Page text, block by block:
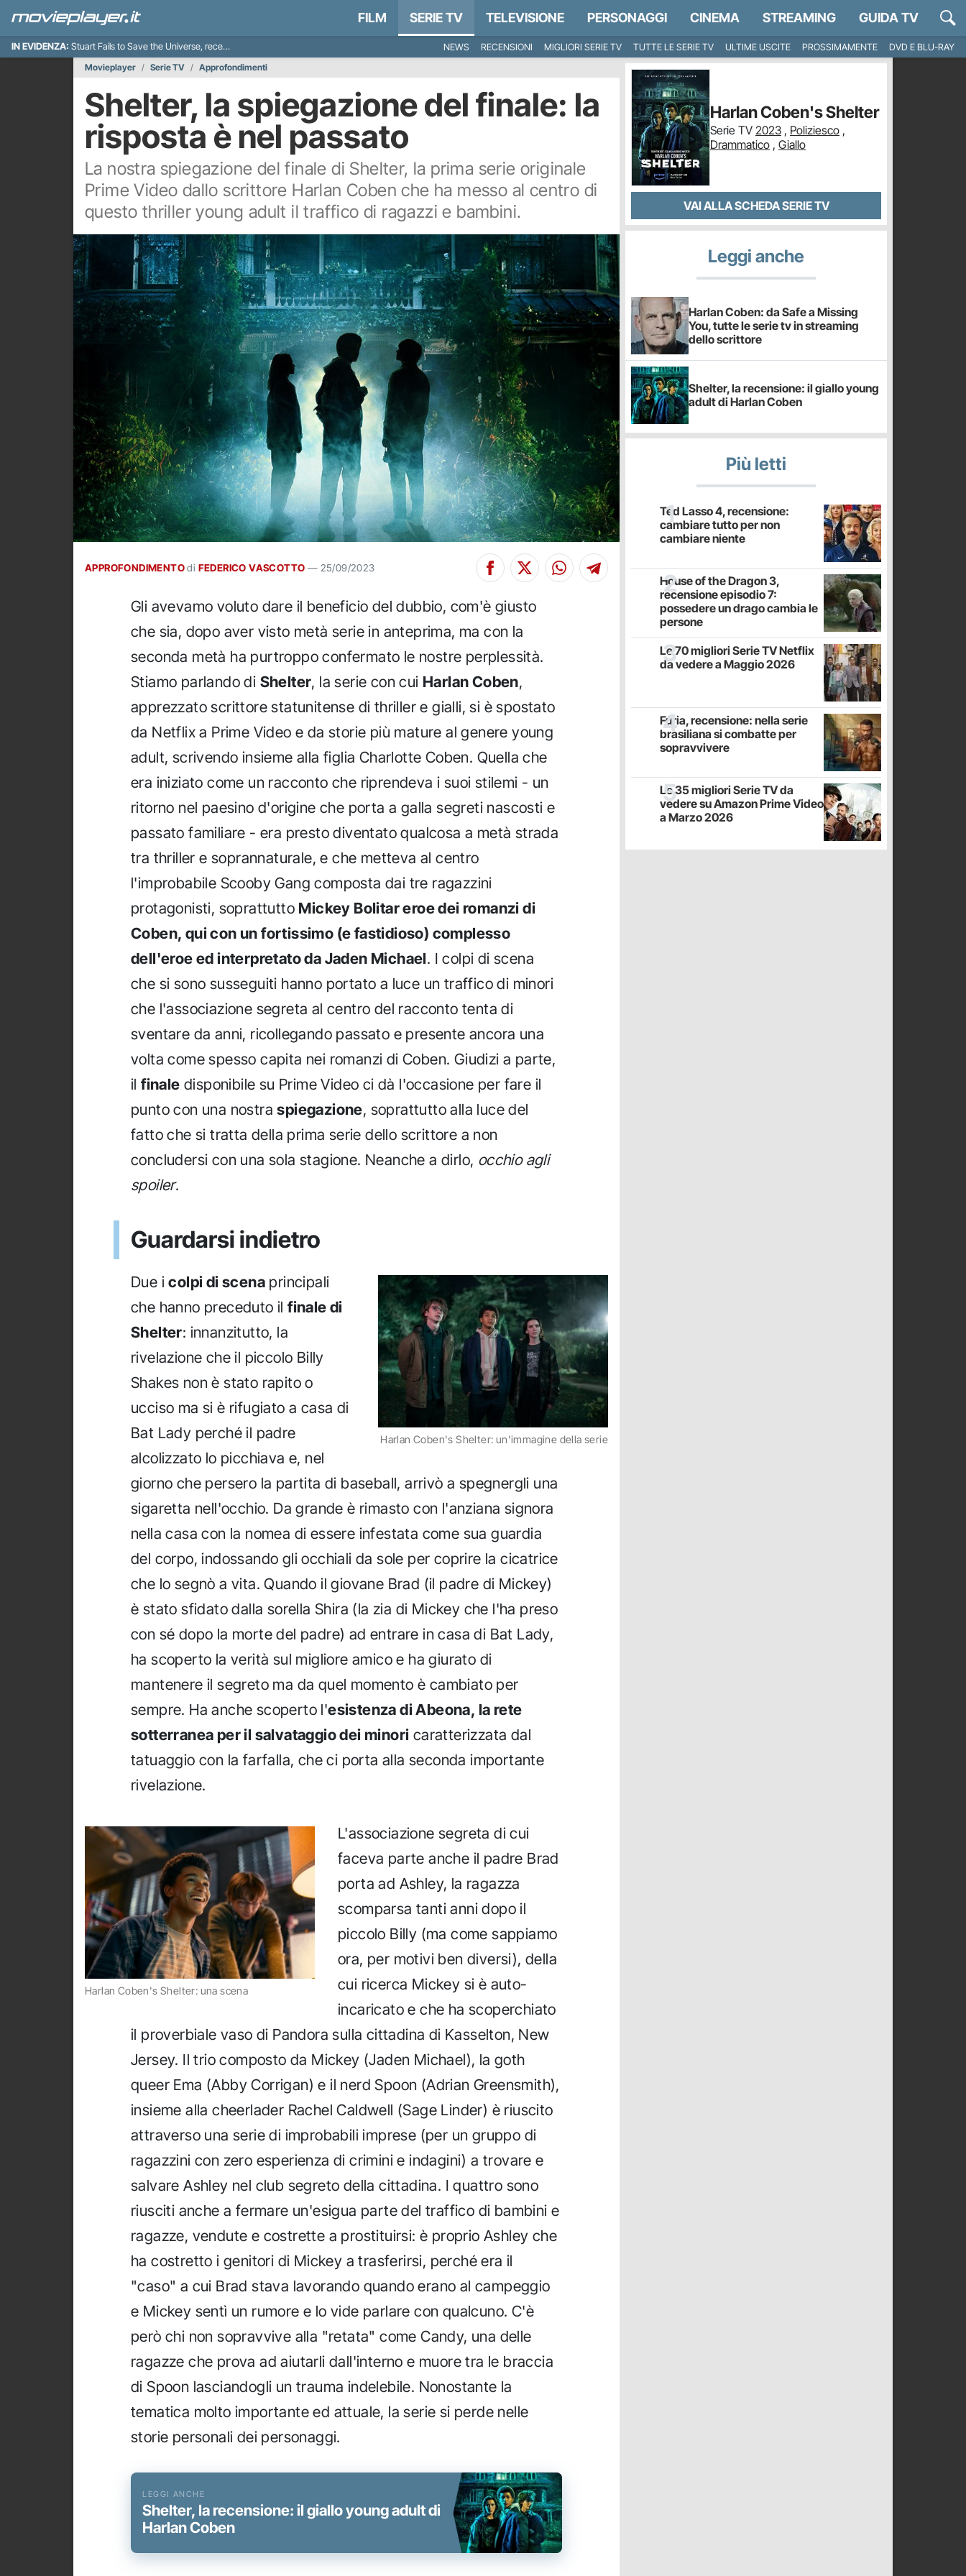
FILM SERIE TV TELEVISIONE PERSONAGGI CINEMA STREAMING GUIDA TV
IN EVIDENZA: Stuart Fails to Save the Universe, recensione NEWS RECENSIONI MIGLIORI SERIE TV TUTTE LE SERIE TV ULTIME USCITE PROSSIMAMENTE
DVD E BLU-RAY
Movieplayer
Serie TV Approfondimenti
Shelter, la spiegazione del finale: la
risposta è nel passato
La nostra spiegazione del finale di Shelter, la prima serie originale
Prime Video dallo scrittore Harlan Coben che ha messo al centro di
questo thriller young adult il traffico di ragazzi e bambini.
APPROFONDIMENTO di FEDERICO VASCOTTO — 25/09/2023
Gli avevamo voluto dare il beneficio del dubbio, com'è giusto
che sia, dopo aver visto metà serie in anteprima, ma con la
seconda metà ha purtroppo confermato le nostre perplessità.
Stiamo parlando di Shelter, la serie con cui Harlan Coben,
apprezzato scrittore statunitense di thriller e gialli, si è spostato
da Netflix a Prime Video e da storie più mature al genere young
adult, scrivendo insieme alla figlia Charlotte Coben. Quella che
era iniziato come un racconto che riprendeva i suoi stilemi - un
ritorno nel paesino d'origine che porta a galla segreti nascosti e
passato familiare - era presto diventato qualcosa a metà strada
tra thriller e soprannaturale, e che metteva al centro
l'improbabile Scooby Gang composta dai tre ragazzini
protagonisti, soprattutto Mickey Bolitar eroe dei romanzi di
Coben, qui con un fortissimo (e fastidioso) complesso
dell'eroe ed interpretato da Jaden Michael. I colpi di scena
che si sono susseguiti hanno portato a luce un traffico di minori
che l'associazione segreta al centro del racconto tenta di
sventare da anni, ricollegando passato e presente ancora una
volta come spesso capita nei romanzi di Coben. Giudizi a parte,
ilfinale disponibile su Prime Video ci dà l'occasione per fare il
punto con una nostraspiegazione, soprattutto alla luce del
fatto che si tratta della prima serie dello scrittore a non
concludersi con una sola stagione. Neanche a dirlo, occhio agli
spoiler.
Guardarsi indietro
Harlan Coben's Shelter: un'immagine della serie
Due icolpi di scena principali
che hanno preceduto ilfinale di
Shelter: innanzitutto, la
rivelazione che il piccolo Billy
Shakes non è stato rapito o
ucciso ma si è rifugiato a casa di
Bat Lady perché il padre
alcolizzato lo picchiava e, nel
giorno che persero la partita di baseball, arrivò a spegnergli una
sigaretta nell'occhio. Da grande è rimasto con l'anziana signora
nella casa con la nomea di essere infestata come sua guardia
del corpo, indossando gli occhiali da sole per coprire la cicatrice
che lo segnò a vita. Quando il giovane Brad (il padre di Mickey)
è stato sfidato dalla sorella Shira (la zia di Mickey che l'ha preso
con sé dopo la morte del padre) ad entrare in casa di Bat Lady,
ha scoperto la verità sul migliore amico e ha giurato di
mantenere il segreto ma da quel momento è cambiato per
sempre. Ha anche scoperto l'esistenza di Abeona, la rete
sotterranea per il salvataggio dei minori caratterizzata dal
tatuaggio con la farfalla, che ci porta alla seconda importante
rivelazione.
Harlan Coben's Shelter: una scena
L'associazione segreta di cui
faceva parte anche il padre Brad
porta ad Ashley, la ragazza
scomparsa tanti anni dopo il
piccolo Billy (ma come sappiamo
ora, per motivi ben diversi), della
cui ricerca Mickey si è auto-
incaricato e che ha scoperchiato
il proverbiale vaso di Pandora sulla cittadina di Kasselton, New
Jersey. Il trio composto da Mickey (Jaden Michael), la goth
queer Ema (Abby Corrigan) e il nerd Spoon (Adrian Greensmith),
insieme alla cheerlader Rachel Caldwell (Sage Linder) è riuscito
attraverso una serie di improbabili imprese (per un gruppo di
ragazzini con zero esperienza di crimini e indagini) a trovare e
salvare Ashley nel club segreto della cittadina. I quattro sono
riusciti anche a fermare un'esigua parte del traffico di bambini e
ragazze, vendute e costrette a prostituirsi: è proprio Ashley che
ha costretto i genitori di Mickey a trasferirsi, perché era il
"caso" a cui Brad stava lavorando quando erano al campeggio
e Mickey sentì un rumore e lo vide parlare con qualcuno. C'è
però chi non sopravvive alla "retata" come Candy, una delle
ragazze che prova ad aiutarli dall'interno e muore tra le braccia
di Spoon lasciandogli un trauma indelebile. Nonostante la
tematica molto importante ed attuale, la serie si perde nelle
storie personali dei personaggi.
Shelter, la recensione: il giallo young adult di
Harlan Coben
Harlan Coben's Shelter
Serie TV 2023 , Poliziesco ,
Drammatico , Giallo
VAI ALLA SCHEDA SERIE TV
Leggi anche
Harlan Coben: da Safe a Missing
You, tutte le serie tv in streaming
dello scrittore
Shelter, la recensione: il giallo young
adult di Harlan Coben
Più letti
Ted Lasso 4, recensione:
cambiare tutto per non
cambiare niente
House of the Dragon 3,
recensione episodio 7:
possedere un drago cambia le
persone
Le 70 migliori Serie TV Netflix
da vedere a Maggio 2026
Fúria, recensione: nella serie
brasiliana si combatte per
sopravvivere
Le 35 migliori Serie TV da
vedere su Amazon Prime Video
a Marzo 2026